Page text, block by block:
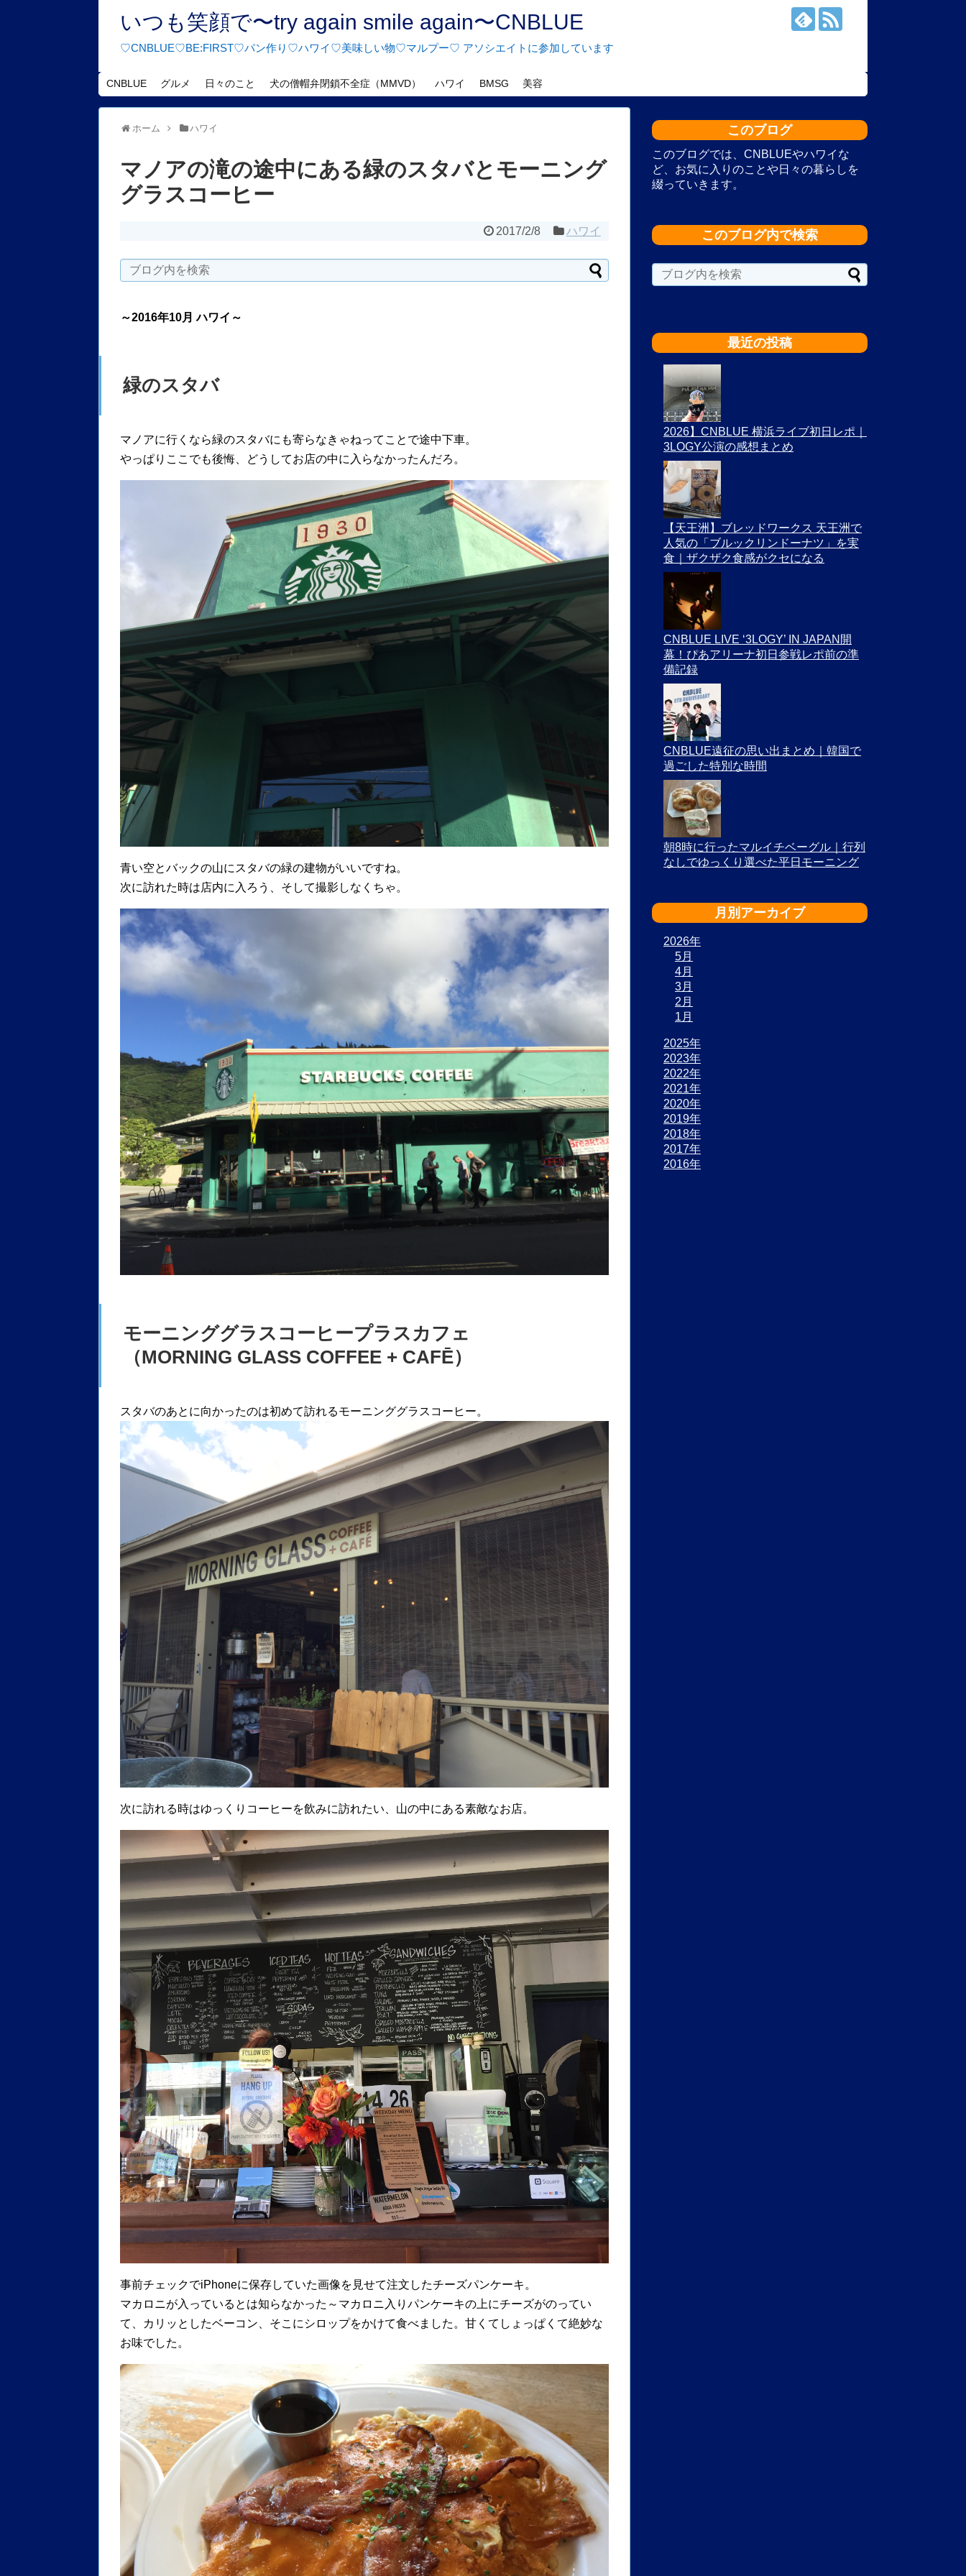
いつも笑顔で〜try again smile again〜CNBLUE
♡CNBLUE♡BE:FIRST♡パン作り♡ハワイ♡美味しい物♡マルプー♡ アソシエイトに参加しています
CNBLUE グルメ 日々のこと 犬の僧帽弁閉鎖不全症（MMVD） ハワイ BMSG 美容
ホーム ハワイ
マノアの滝の途中にある緑のスタバとモーニング
グラスコーヒー
2017/2/8 ハワイ
～2016年10月 ハワイ～
緑のスタバ
マノアに行くなら緑のスタバにも寄らなきゃねってことで途中下車。
やっぱりここでも後悔、どうしてお店の中に入らなかったんだろ。
青い空とバックの山にスタバの緑の建物がいいですね。
次に訪れた時は店内に入ろう、そして撮影しなくちゃ。
モーニンググラスコーヒープラスカフェ
（MORNING GLASS COFFEE + CAFĒ）
スタバのあとに向かったのは初めて訪れるモーニンググラスコーヒー。
次に訪れる時はゆっくりコーヒーを飲みに訪れたい、山の中にある素敵なお店。
事前チェックでiPhoneに保存していた画像を見せて注文したチーズパンケーキ。
マカロニが入っているとは知らなかった～マカロニ入りパンケーキの上にチーズがのってい
て、カリッとしたベーコン、そこにシロップをかけて食べました。甘くてしょっぱくて絶妙な
お味でした。
このブログ
このブログでは、CNBLUEやハワイな
ど、お気に入りのことや日々の暮らしを
綴っていきます。
このブログ内で検索
最近の投稿
2026】CNBLUE 横浜ライブ初日レポ｜
3LOGY公演の感想まとめ
【天王洲】ブレッドワークス 天王洲で
人気の「ブルックリンドーナツ」を実
食｜ザクザク食感がクセになる
CNBLUE LIVE ‘3LOGY’ IN JAPAN開
幕！ぴあアリーナ初日参戦レポ前の準
備記録
CNBLUE遠征の思い出まとめ｜韓国で
過ごした特別な時間
朝8時に行ったマルイチベーグル｜行列
なしでゆっくり選べた平日モーニング
月別アーカイブ
2026年
5月
4月
3月
2月
1月
2025年
2023年
2022年
2021年
2020年
2019年
2018年
2017年
2016年